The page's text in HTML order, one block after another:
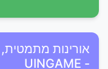
אורינות מתמטית,
- UINGAME